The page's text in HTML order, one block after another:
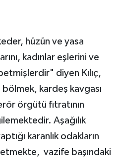
hüzün ve yasa
kadınlar eşlerini ve
diyen Kılıç,
kardeş kavgası
örgütü fıtratının
Aşağılık
karanlık odakların
vazife başındaki